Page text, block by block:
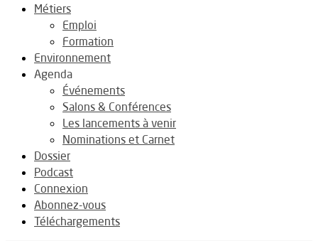
Métiers
Emploi
Formation
Environnement
Agenda
Événements
Salons & Conférences
Les lancements à venir
Nominations et Carnet
Dossier
Podcast
Connexion
Abonnez-vous
Téléchargements